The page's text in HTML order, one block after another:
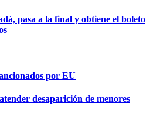
pasa a la final y obtiene el boleto
por EU
desaparición de menores